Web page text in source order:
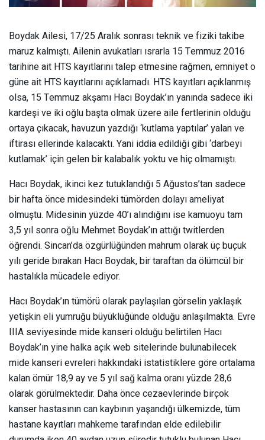
Boydak Ailesi, 17/25 Aralık sonrası teknik ve fiziki takibe
maruz kalmıştı. Ailenin avukatları ısrarla 15 Temmuz 2016
tarihine ait HTS kayıtlarını talep etmesine rağmen, emniyet o
güne ait HTS kayıtlarını açıklamadı. HTS kayıtları açıklanmış
olsa, 15 Temmuz akşamı Hacı Boydak’ın yanında sadece iki
kardeşi ve iki oğlu başta olmak üzere aile fertlerinin olduğu
ortaya çıkacak, havuzun yazdığı ‘kutlama yaptılar’ yalan ve
iftirası ellerinde kalacaktı. Yani iddia edildiği gibi ‘darbeyi
kutlamak’ için gelen bir kalabalık yoktu ve hiç olmamıştı.
Hacı Boydak, ikinci kez tutuklandığı 5 Ağustos’tan sadece
bir hafta önce midesindeki tümörden dolayı ameliyat
olmuştu. Midesinin yüzde 40’ı alındığını ise kamuoyu tam
3,5 yıl sonra oğlu Mehmet Boydak’ın attığı twitlerden
öğrendi. Sincan’da özgürlüğünden mahrum olarak üç buçuk
yılı geride bırakan Hacı Boydak, bir taraftan da ölümcül bir
hastalıkla mücadele ediyor.
Hacı Boydak’ın tümörü olarak paylaşılan görselin yaklaşık
yetişkin eli yumruğu büyüklüğünde olduğu anlaşılmakta. Evre
IIIA seviyesinde mide kanseri olduğu belirtilen Hacı
Boydak’ın yine halka açık web sitelerinde bulunabilecek
mide kanseri evreleri hakkındaki istatistiklere göre ortalama
kalan ömür 18,9 ay ve 5 yıl sağ kalma oranı yüzde 28,6
olarak görülmektedir. Daha önce cezaevlerinde birçok
kanser hastasının can kaybının yaşandığı ülkemizde, tüm
hastane kayıtları mahkeme tarafından elde edilebilir